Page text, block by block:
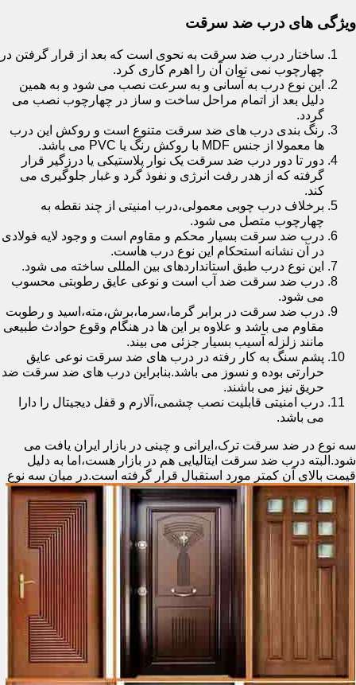
ویژگی های درب ضد سرقت
ساختار درب ضد سرقت به نحوی است که بعد از قرار گرفتن در
چهارچوب نمی توان آن را اهرم کاری کرد.
این نوع درب به آسانی و به سرعت نصب می شود و به همین
دلیل بعد از اتمام مراحل ساخت و ساز در چهارچوب نصب می
گردد.
رنگ بندی درب های ضد سرقت متنوع است و روکش این درب
ها معمولا از جنس MDF با روکش رنگ یا PVC می باشد.
دور تا دور درب ضد سرقت یک نوار پلاستیکی یا درزگیر قرار
گرفته که از هدر رفت انرژی و نفوذ گرد و غبار جلوگیری می
کند.
برخلاف درب چوبی معمولی،درب امنیتی از چند نقطه به
چهارچوب متصل می شود.
درب ضد سرقت بسیار محکم و مقاوم است و وجود لایه فولادی
در آن نشانه استحکام این نوع درب هاست.
این نوع درب طبق استانداردهای بین المللی ساخته می شود.
درب ضد سرقت ضد آب است و نوعی عایق رطوبتی محسوب
می شود.
درب ضد سرقت در برابر گرما،سرما،برش،مته،اسید و رطوبت
مقاوم می باشد و علاوه بر این ها در هنگام وقوع حوادث طبیعی
مانند زلزله آسیب بسیار جزئی می بیند.
پشم سنگ به کار رفته در درب های ضد سرقت نوعی عایق
حرارتی بوده و نسوز می باشد.بنابراین درب های ضد سرقت ضد
حریق نیز می باشند.
درب امنیتی قابلیت نصب چشمی،آلارم و قفل دیجیتال را دارا
می باشد.
سه نوع در ضد سرقت ترک،ایرانی و چینی در بازار ایران یافت می
شود.البته درب ضد سرقت ایتالیایی هم در بازار هست،اما به دلیل
قیمت بالای آن کمتر مورد استقبال قرار گرفته است.در میان سه نوع